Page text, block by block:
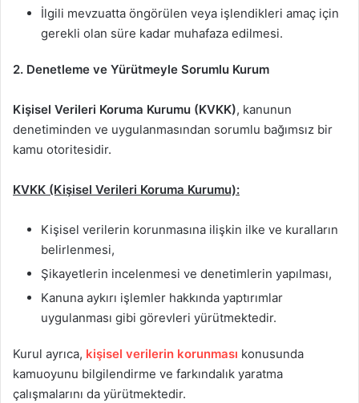
İlgili mevzuatta öngörülen veya işlendikleri amaç için
gerekli olan süre kadar muhafaza edilmesi.
2. Denetleme ve Yürütmeyle Sorumlu Kurum
Kişisel Verileri Koruma Kurumu (KVKK), kanunun
denetiminden ve uygulanmasından sorumlu bağımsız bir
kamu otoritesidir.
KVKK (Kişisel Verileri Koruma Kurumu):
Kişisel verilerin korunmasına ilişkin ilke ve kuralların
belirlenmesi,
Şikayetlerin incelenmesi ve denetimlerin yapılması,
Kanuna aykırı işlemler hakkında yaptırımlar
uygulanması gibi görevleri yürütmektedir.
Kurul ayrıca, kişisel verilerin korunması konusunda
kamuoyunu bilgilendirme ve farkındalık yaratma
çalışmalarını da yürütmektedir.